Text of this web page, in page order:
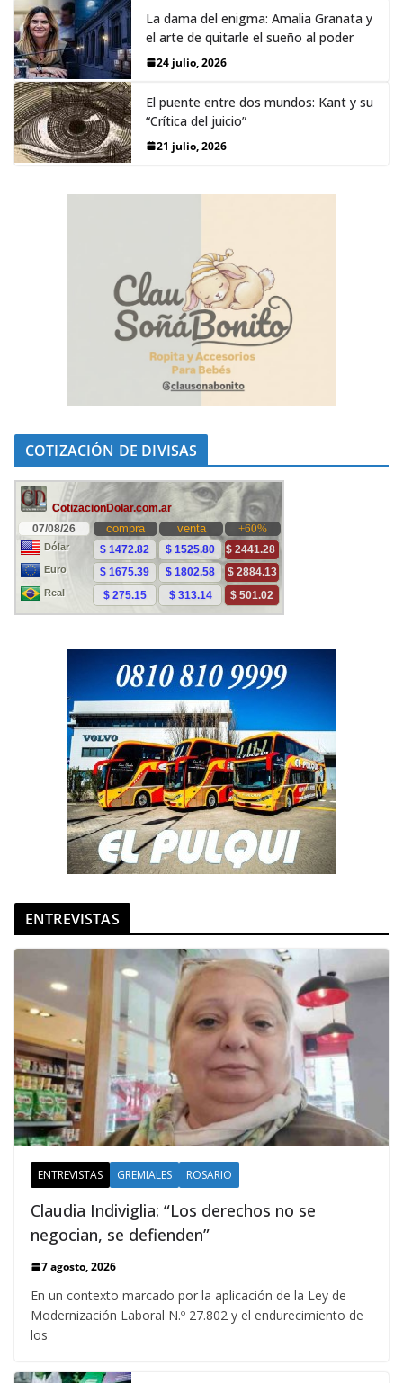
La dama del enigma: Amalia Granata y
el arte de quitarle el sueño al poder
24 julio, 2026
El puente entre dos mundos: Kant y su
“Crítica del juicio”
21 julio, 2026
COTIZACIÓN DE DIVISAS
ENTREVISTAS
ENTREVISTAS GREMIALES ROSARIO
Claudia Indiviglia: “Los derechos no se
negocian, se defienden”
7 agosto, 2026
En un contexto marcado por la aplicación de la Ley de
Modernización Laboral N.º 27.802 y el endurecimiento de
los